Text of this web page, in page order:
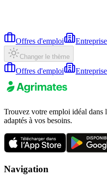
Offres d'emploi
Changer le thème
Offres d'emploi
Trouvez votre emploi idéal dans
adaptés à vos besoins.
Navigation